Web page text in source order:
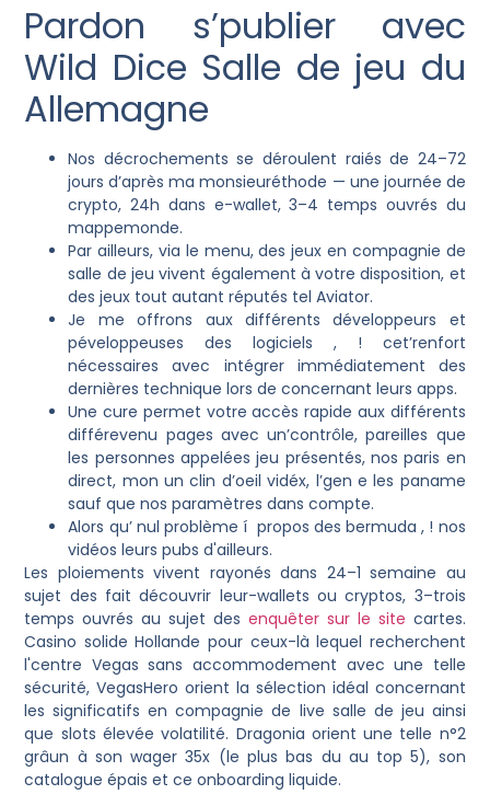
Pardon s’publier avec
Wild Dice Salle de jeu du
Allemagne
Nos décrochements se déroulent raiés de 24–72
jours d’après ma monsieuréthode — une journée de
crypto, 24h dans e-wallet, 3–4 temps ouvrés du
mappemonde.
Par ailleurs, via le menu, des jeux en compagnie de
salle de jeu vivent également à votre disposition, et
des jeux tout autant réputés tel Aviator.
Je me offrons aux différents développeurs et
péveloppeuses des logiciels , ! cet’renfort
nécessaires avec intégrer immédiatement des
dernières technique lors de concernant leurs apps.
Une cure permet votre accès rapide aux différents
différevenu pages avec un’contrôle, pareilles que
les personnes appelées jeu présentés, nos paris en
direct, mon un clin d’oeil vidéx, l’gen e les paname
sauf que nos paramètres dans compte.
Alors qu’ nul problème í propos des bermuda , ! nos
vidéos leurs pubs d'ailleurs.
Les ploiements vivent rayonés dans 24–1 semaine au
sujet des fait découvrir leur-wallets ou cryptos, 3–trois
temps ouvrés au sujet des enquêter sur le site cartes.
Casino solide Hollande pour ceux-là lequel recherchent
l'centre Vegas sans accommodement avec une telle
sécurité, VegasHero orient la sélection idéal concernant
les significatifs en compagnie de live salle de jeu ainsi
que slots élevée volatilité. Dragonia orient une telle n°2
grâun à son wager 35x (le plus bas du au top 5), son
catalogue épais et ce onboarding liquide.